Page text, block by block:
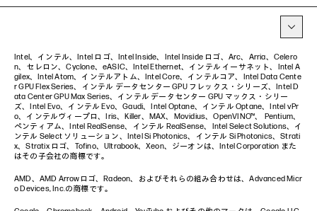
Intel、インテル、Intel ロゴ、Intel Inside、Intel Inside ロゴ、Arc、Arria、Celero
n、セレロン、Cyclone、eASIC、Intel Ethernet、インテル イーサネット、Intel A
gilex、Intel Atom、インテルアトム、Intel Core、インテルコア、Intel Data Cente
r GPU Flex Series、インテル データセンター GPU フレックス・シリーズ、Intel D
ata Center GPU Max Series、インテル データセンター GPU マックス・シリー
ズ、Intel Evo、インテル Evo、Gaudi、Intel Optane、インテル Optane、Intel vPr
o、インテルヴィープロ、Iris、Killer、MAX、Movidius、OpenVINO™、 Pentium、
ペンティアム、Intel RealSense、インテル RealSense、Intel Select Solutions、イ
ンテル Select ソリューション、Intel Si Photonics、インテル Si Photonics、Strati
x、Stratix ロゴ、Tofino、Ultrabook、Xeon、ジーオンは、Intel Corporation また
はその子会社の商標です。
AMD、AMD Arrowロゴ、Radeon、およびそれらの組み合わせは、Advanced Micr
o Devices, Inc.の商標です。